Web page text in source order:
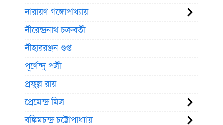
নারায়ণ গঙ্গোপাধ্যায়
নীরেন্দ্রনাথ চক্রবর্তী
নীহাররঞ্জন গুপ্ত
পূর্ণেন্দু পত্রী
প্রফুল্ল রায়
প্রেমেন্দ্র মিত্র
বঙ্কিমচন্দ্র চট্টোপাধ্যায়